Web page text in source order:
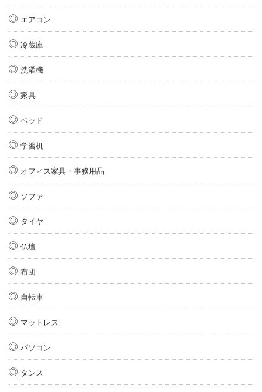
エアコン
冷蔵庫
洗濯機
家具
ベッド
学習机
オフィス家具・事務用品
ソファ
タイヤ
仏壇
布団
自転車
マットレス
パソコン
タンス